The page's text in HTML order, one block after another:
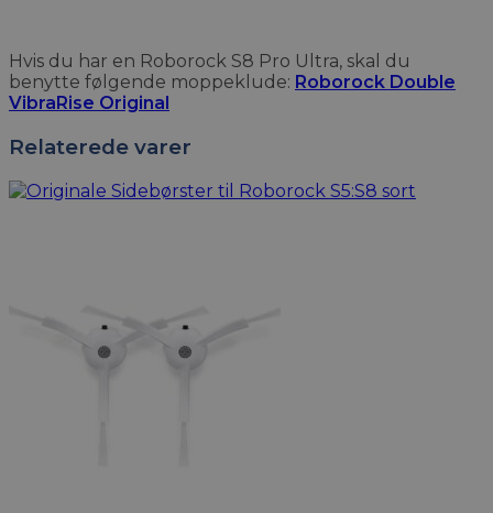
Hvis du har en Roborock S8 Pro Ultra, skal du
benytte følgende moppeklude: Roborock Double
VibraRise Original
Relaterede varer